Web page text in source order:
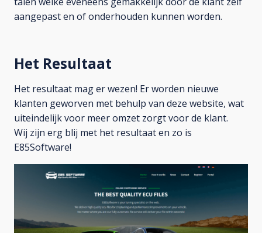
aangepast en of onderhouden kunnen worden.
Het Resultaat
Het resultaat mag er wezen! Er worden nieuwe
klanten geworven met behulp van deze website, wat
uiteindelijk voor meer omzet zorgt voor de klant.
Wij zijn erg blij met het resultaat en zo is
E85Software!